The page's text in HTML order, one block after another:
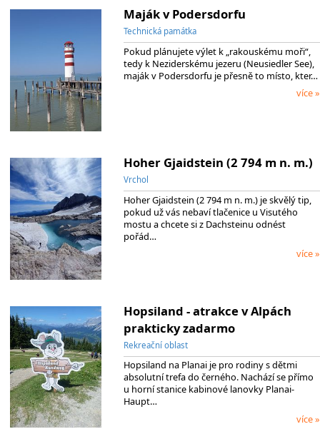
Maják v Podersdorfu
Technická památka
Pokud plánujete výlet k „rakouskému moři“,
tedy k Neziderskému jezeru (Neusiedler See),
maják v Podersdorfu je přesně to místo, kter…
více »
Hoher Gjaidstein (2 794 m n. m.)
Vrchol
Hoher Gjaidstein (2 794 m n. m.) je skvělý tip,
pokud už vás nebaví tlačenice u Visutého
mostu a chcete si z Dachsteinu odnést
pořád…
více »
Hopsiland - atrakce v Alpách
prakticky zadarmo
Rekreační oblast
Hopsiland na Planai je pro rodiny s dětmi
absolutní trefa do černého. Nachází se přímo
u horní stanice kabinové lanovky Planai-
Haupt…
více »